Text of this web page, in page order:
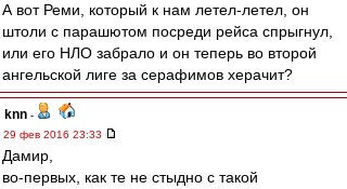
А вот Реми, который к нам летел-летел, он
штоли с парашютом посреди рейса спрыгнул,
или его НЛО забрало и он теперь во второй
ангельской лиге за серафимов херачит?
knn -
29 фев 2016 23:33
Дамир,
во-первых, как те не стыдно с такой